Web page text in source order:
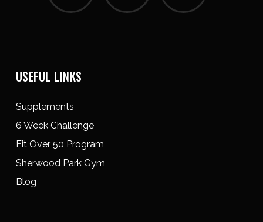
USEFUL LINKS
Supplements
6 Week Challenge
Fit Over 50 Program
Sherwood Park Gym
Blog